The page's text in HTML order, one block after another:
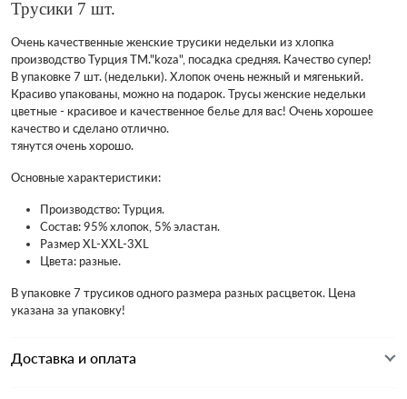
Трусики 7 шт.
Очень качественные женские трусики недельки из хлопка
производство Турция ТМ."koza", посадка средняя. Качество супер!
В упаковке 7 шт. (недельки). Хлопок очень нежный и мягенький.
Красиво упакованы, можно на подарок. Трусы женские недельки
цветные - красивое и качественное белье для вас! Очень хорошее
качество и сделано отлично.
тянутся очень хорошо.
Основные характеристики:
Производство: Турция.
Состав: 95% хлопок, 5% эластан.
Размер XL-XXL-3XL
Цвета: разные.
В упаковке 7 трусиков одного размера разных расцветок. Цена
указана за упаковку!
Доставка и оплата